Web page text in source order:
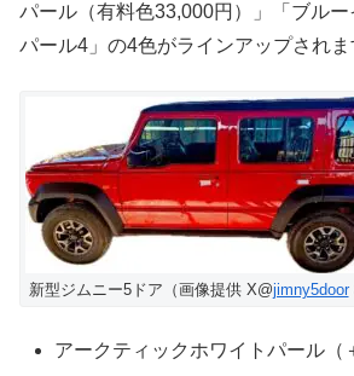
パール（有料色33,000円）」「ブルー
パール4」の4色がラインアップされま
新型ジムニー5ドア（画像提供 X@jimny5door
アークティックホワイトパール（